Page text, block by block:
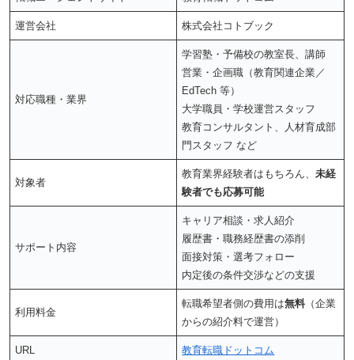
運営会社 株式会社コトブック
対応職種・業界
学習塾・予備校の教室長、講師
営業・企画職（教育関連企業／
EdTech 等）
大学職員・学校運営スタッフ
教育コンサルタント、人材育成部
門スタッフ など
対象者
教育業界経験者はもちろん、未経
験者でも応募可能
サポート内容
キャリア相談・求人紹介
履歴書・職務経歴書の添削
面接対策・選考フォロー
内定後の条件交渉などの支援
利用料金
転職希望者側の費用は無料（企業
からの紹介料で運営）
URL 教育転職ドットコム